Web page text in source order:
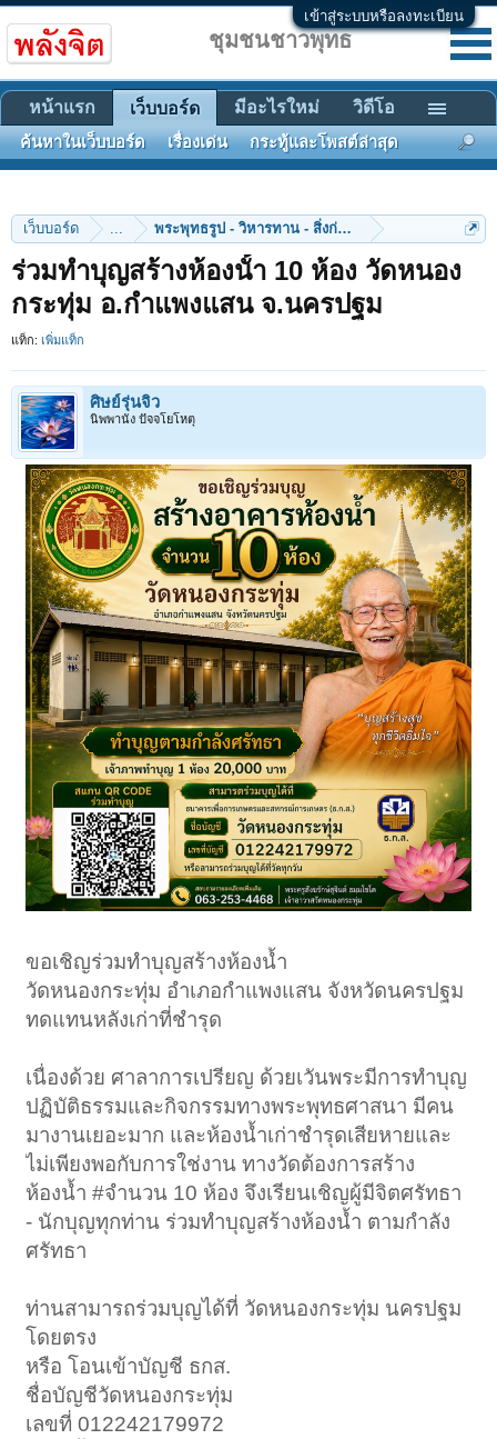
เข้าสู่ระบบหรือลงทะเบียน
เว็บบอร์ด ... พระพุทธรูป - วิหารทาน - สิ่งก่อสร้าง
ร่วมทําบุญสร้างห้องนั้า 10 ห้อง วัดหนอง
กระทุ่ม อ.กำแพงแสน จ.นครปฐม
แท็ก: เพิ่มแท็ก
ศิษย์รุ่นจิ๋ว
นิพพานัง ปัจจโยโหตุ
ขอเชิญร่วมทำบุญสร้างห้องน้ำ
วัดหนองกระทุ่ม อำเภอกำแพงแสน จังหวัดนครปฐม
ทดแทนหลังเก่าที่ชำรุด
เนื่องด้วย ศาลาการเปรียญ ด้วยเวันพระมีการทำบุญ
ปฏิบัติธรรมและกิจกรรมทางพระพุทธศาสนา มีคน
มางานเยอะมาก และห้องน้ำเก่าชำรุดเสียหายและ
ไม่เพียงพอกับการใช่งาน ทางวัดต้องการสร้าง
ห้องน้ำ #จำนวน 10 ห้อง จึงเรียนเชิญผู้มีจิตศรัทธา
- นักบุญทุกท่าน ร่วมทำบุญสร้างห้องน้ำ ตามกำลัง
ศรัทธา
ท่านสามารถร่วมบุญได้ที่ วัดหนองกระทุ่ม นครปฐม
โดยตรง
หรือ โอนเข้าบัญชี ธกส.
ชื่อบัญชีวัดหนองกระทุ่ม
เลขที่ 012242179972
ชุมชนชาวพุทธ
หน้าแรก เว็บบอร์ด
ค้นหาในเว็บบอร์ด เรื่องเด่น กระทู้และโพสต์ล่าสุด
มีอะไรใหม่ วิดีโอ